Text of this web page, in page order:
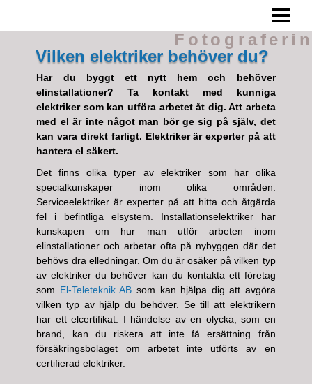
TA BRA BILDER
UNDVIK DÅLIGA BILDER
BLOGG
Vilken elektriker behöver du?
Har du byggt ett nytt hem och behöver
elinstallationer? Ta kontakt med kunniga
elektriker som kan utföra arbetet åt dig. Att arbeta
med el är inte något man bör ge sig på själv, det
kan vara direkt farligt. Elektriker är experter på att
hantera el säkert.
Det finns olika typer av elektriker som har olika
specialkunskaper inom olika områden.
Serviceelektriker är experter på att hitta och åtgärda
fel i befintliga elsystem. Installationselektriker har
kunskapen om hur man utför arbeten inom
elinstallationer och arbetar ofta på nybyggen där det
behövs dra elledningar. Om du är osäker på vilken typ
av elektriker du behöver kan du kontakta ett företag
som El-Teleteknik AB som kan hjälpa dig att avgöra
vilken typ av hjälp du behöver. Se till att elektrikern
har ett elcertifikat. I händelse av en olycka, som en
brand, kan du riskera att inte få ersättning från
försäkringsbolaget om arbetet inte utförts av en
certifierad elektriker.